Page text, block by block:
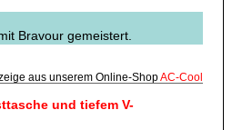
Bravour gemeistert.
aus unserem Online‑ShopAC‑Cool
und tiefem V-